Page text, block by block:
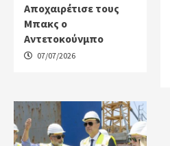
Αποχαιρέτισε τους
Μπακς ο
Αντετοκούνμπο
07/07/2026